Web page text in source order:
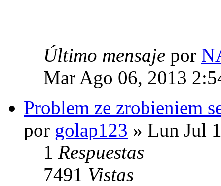
Último mensaje por
Mar Ago 06, 2013
Problem ze zrobieniem
por golap123 » Lun Jul
1 Respuestas
7491 Vistas